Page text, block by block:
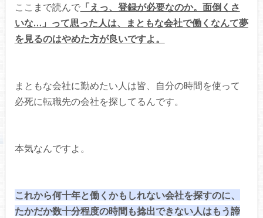
ここまで読んで「えっ、登録が必要なのか。面倒くさ
いな…」って思った人は、まともな会社で働くなんて夢
を見るのはやめた方が良いですよ。
まともな会社に勤めたい人は皆、自分の時間を使って
必死に転職先の会社を探してるんです。
本気なんですよ。
これから何十年と働くかもしれない会社を探すのに、
たかだか数十分程度の時間も捻出できない人はもう諦